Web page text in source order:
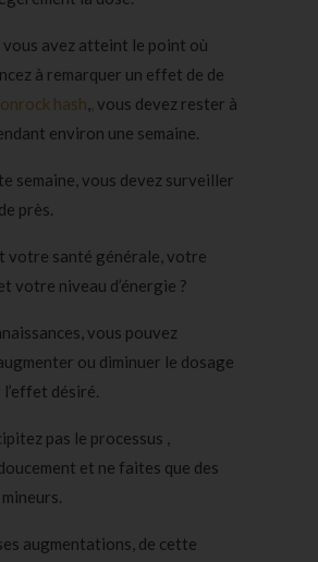
vous avez atteint le point où
à remarquer un effet de de
hash,,vous devez rester à
environ une semaine.
semaine, vous devez surveiller
près.
votre santé générale, votre
votre niveau d’énergie ?
vous pouvez
ou diminuer le dosage
désiré.
pas le processus ,
et ne faites que des
augmentations, de cette